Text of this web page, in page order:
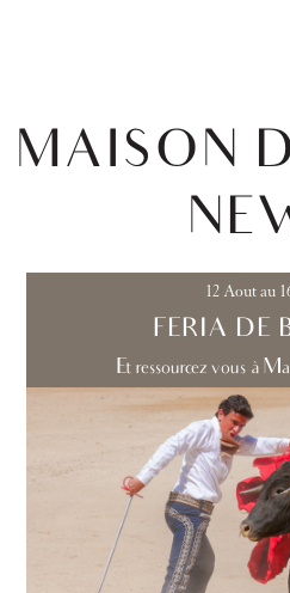
MAISON
12 Aout au
FERIA DE
Et ressourcez vous à